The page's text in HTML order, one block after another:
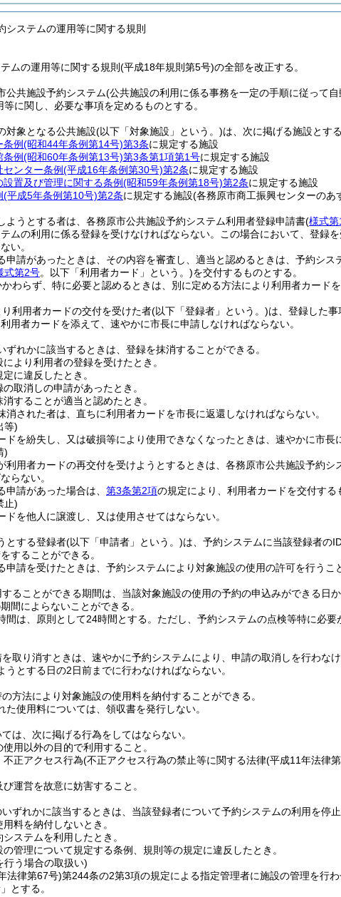
システムの運用等に関する規則
ムの運用等に関する規則(平成18年規則第5号)の全部を改正する。
公共施設予約システム(公共施設の利用に係る事務を一定の手順に従って
等に関し、必要な事項を定めるものとする。
対象となる公共施設(以下「対象施設」という。)は、次に掲げる施設とする
例(昭和44年条例第14号)第3条に規定する施設
例(昭和60年条例第13号)第3条第1項第1号に規定する施設
ンター条例(平成16年条例第30号)第2条に規定する施設
置及び管理に関する条例(昭和59年条例第18号)第2条に規定する施設
(平成5年条例第10号)第2条に規定する施設(各務原市商工振興センターのあ
ようとする者は、各務原市公共施設予約システム利用者登録申請書(様式第
ムの利用に係る登録を受けなければならない。
この場合において、登録
い。
申請があったときは、その内容を審査し、適当と認めるときは、予約シ
式第2号。以下「利用者カード」という。)を交付するものとする。
わらず、特に必要と認めるときは、別に定める方法により利用者カード
利用者カードの交付を受けた者(以下「登録者」という。)は、登録した
用者カードを添えて、速やかに市長に申請しなければならない。
ずれかに該当するときは、登録を抹消することができる。
より利用者の登録を受けたとき。
に違反したとき。
取消しの申請があったとき。
することが適当と認めたとき。
消された者は、直ちに利用者カードを市長に返還しなければならない。
等)
ドを紛失し、又は破損等により使用できなくなったときは、速やかに市長
)
利用者カードの再交付を受けようとするときは、各務原市公共施設予約
らない。
申請があった場合は、 第3条第2項の規定により、利用者カードを交付する
止)
ドを他人に譲渡し、又は使用させてはならない。
とする登録者(以下「申請者」という。)は、予約システムに当該登録者の
することができる。
申請を受けたときは、予約システムにより対象施設の使用の許可を行うこ
ることができる期間は、当該対象施設の使用の予約の申込みができる日
間によらないことができる。
は、原則として24時間とする。 ただし、予約システムの点検等特に必
取り消すときは、速やかに予約システムにより、申請の取消しを行わなけ
とする日の2日前までに行わなければならない。
方法により対象施設の使用料を納付することができる。
た使用料については、領収書を発行しない。
は、次に掲げる行為をしてはならない。
用以外の目的で利用すること。
正アクセス行為(不正アクセス行為の禁止等に関する法律(平成11年法律
運営を故意に妨害すること。
いずれかに該当するときは、当該登録者について予約システムの利用を停止
料を納付しないとき。
ステムを利用したとき。
管理について規定する条例、規則等の規定に違反したとき。
行う場合の取扱い)
法律第67号)第244条の2第3項の規定による指定管理者に施設の管理を行わ
とする。